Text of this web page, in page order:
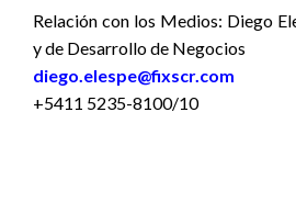
Relación con los Medios: Diego
y de Desarrollo de Negocios
diego.elespe@fixscr.com
+5411 5235-8100/10